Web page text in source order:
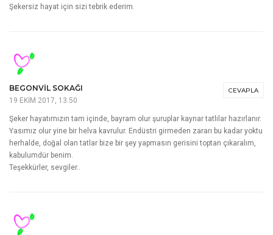
Şekersiz hayat için sizi tebrik ederim.
CEVAPLA
BEGONVIL SOKAĞI
19 EKIM 2017, 13:50
Şeker hayatımızın tam içinde, bayram olur şuruplar kaynar tatlılar hazırlanır.
Yasımız olur yine bir helva kavrulur. Endüstri girmeden zararı bu kadar yoktu
herhalde, doğal olan tatlar bize bir şey yapmasın gerisini toptan çıkaralım,
kabulumdür benim.
Teşekkürler, sevgiler..